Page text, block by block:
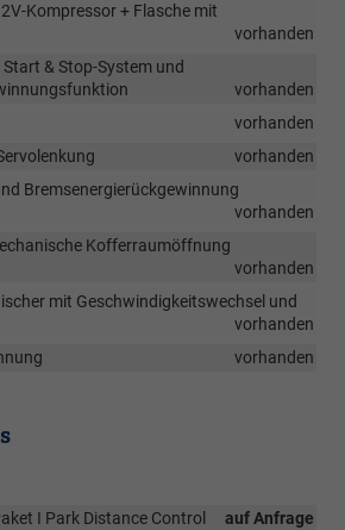
Kompressor + Flasche mit
vorhanden
& Stop-System und
vorhanden
vorhanden
vorhanden
Bremsenergierückgewinnung
vorhanden
Kofferraumöffnung
vorhanden
mit Geschwindigkeitswechsel und
vorhanden
vorhanden
auf Anfrage
I Park Distance Control